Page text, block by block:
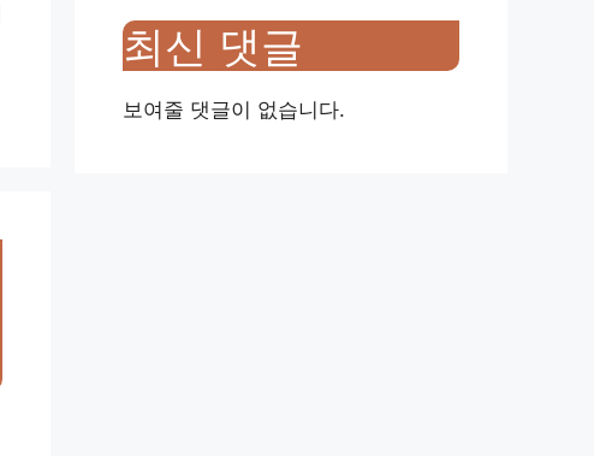
최신 댓글
보여줄 댓글이 없습니다.